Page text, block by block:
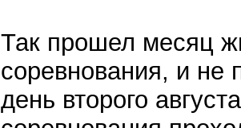
Так прошел месяц
соревнования, и не
день второго